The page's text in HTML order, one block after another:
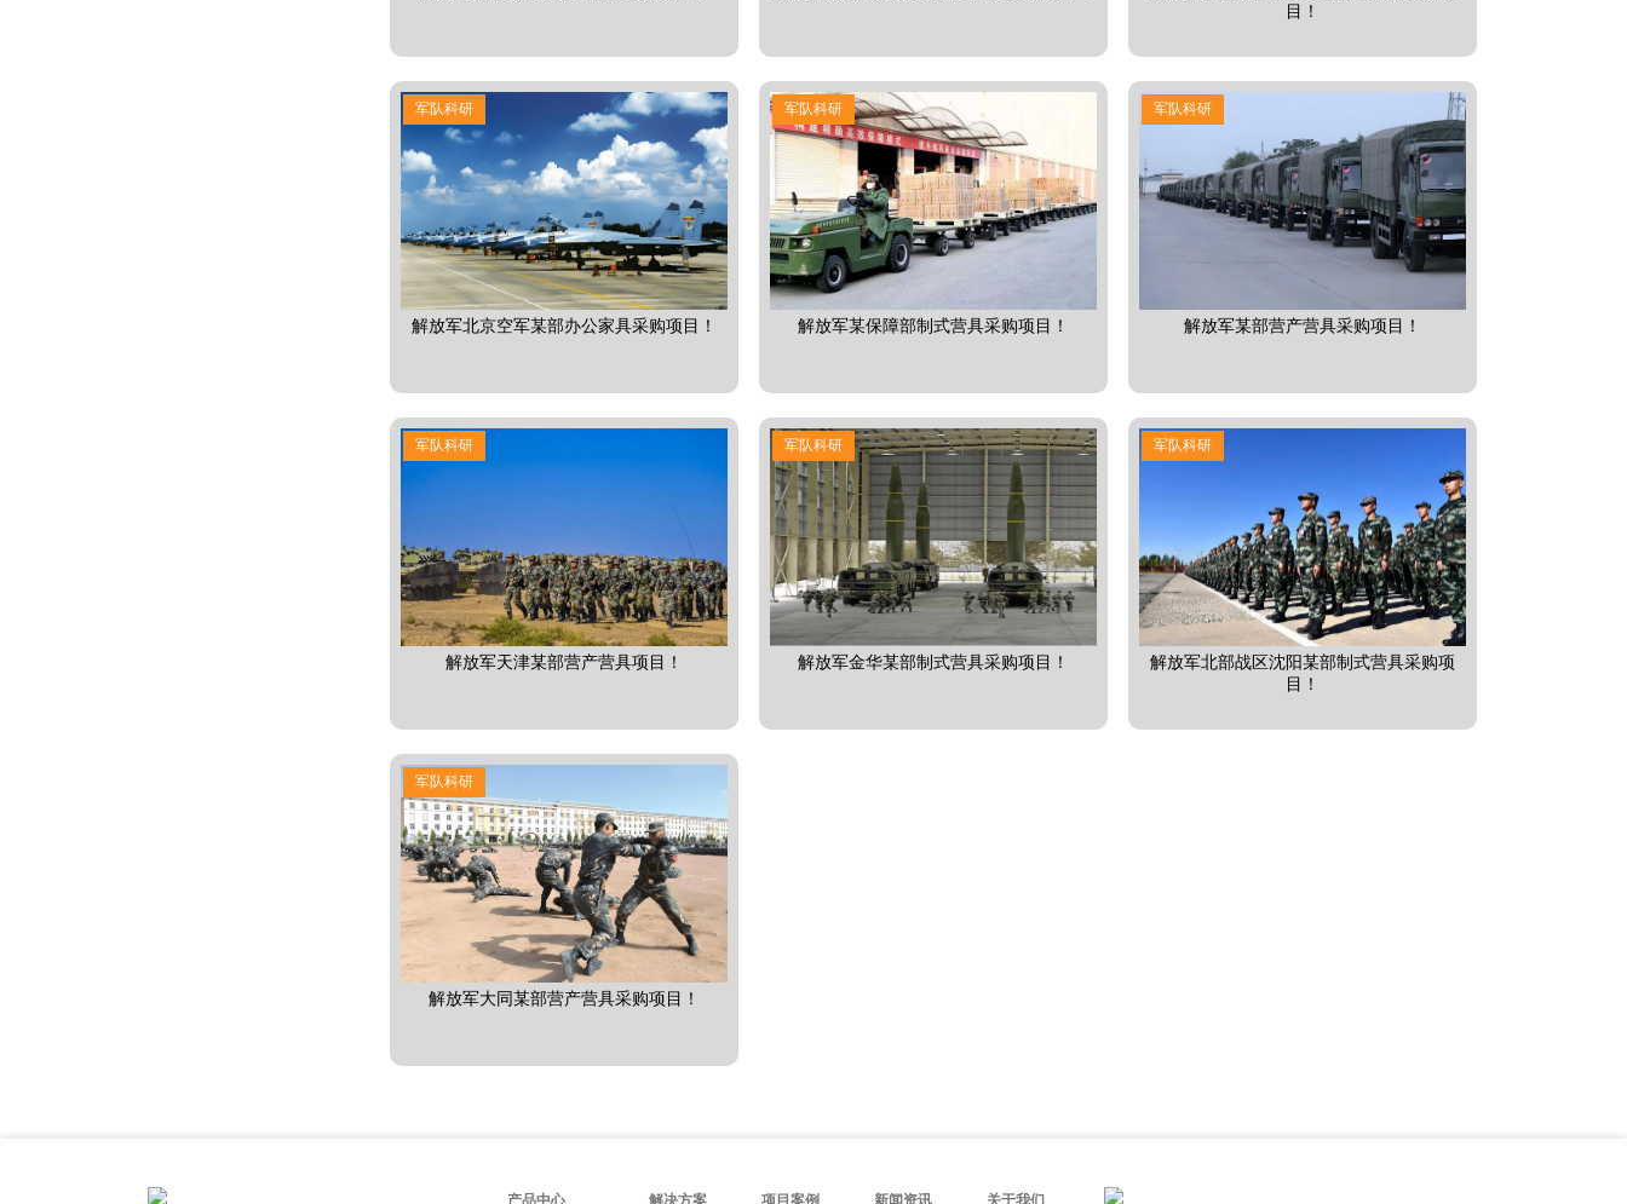
目！
军队科研
解放军北京空军某部办公家具采购项目！
军队科研
解放军某保障部制式营具采购项目！
军队科研
解放军某部营产营具采购项目！
军队科研
解放军天津某部营产营具项目！
军队科研
解放军金华某部制式营具采购项目！
军队科研
解放军北部战区沈阳某部制式营具采购项
目！
军队科研
解放军大同某部营产营具采购项目！
产品中心 解决方案 项目案例 新闻资讯 关于我们